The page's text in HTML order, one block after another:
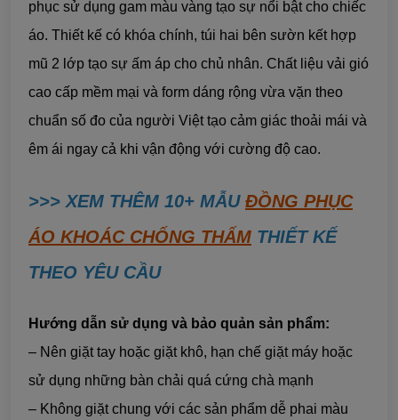
phục sử dụng gam màu vàng tạo sự nổi bật cho chiếc
áo. Thiết kế có khóa chính, túi hai bên sườn kết hợp
mũ 2 lớp tạo sự ấm áp cho chủ nhân. Chất liệu vải gió
cao cấp mềm mại và form dáng rộng vừa vặn theo
chuẩn số đo của người Việt tạo cảm giác thoải mái và
êm ái ngay cả khi vận động với cường độ cao.
>>> XEM THÊM 10+ MẪU ĐỒNG PHỤC
ÁO KHOÁC CHỐNG THẤM THIẾT KẾ
THEO YÊU CẦU
Hướng dẫn sử dụng và bảo quản sản phẩm:
– Nên giặt tay hoặc giặt khô, hạn chế giặt máy hoặc
sử dụng những bàn chải quá cứng chà mạnh
– Không giặt chung với các sản phẩm dễ phai màu